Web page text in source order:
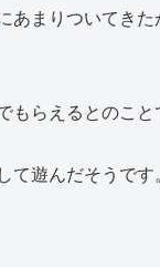
あまりついてき
もらえるとのこと
て遊んだそうです。